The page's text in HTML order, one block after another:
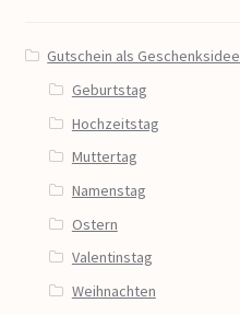
Gutschein als Geschenksidee
Geburtstag
Hochzeitstag
Muttertag
Namenstag
Ostern
Valentinstag
Weihnachten